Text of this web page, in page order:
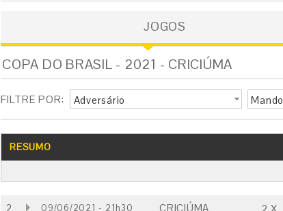
JOGOS
COPA DO BRASIL - 2021 - CRICIÚMA
FILTRE POR: Adversário Mando
RESUMO
2 09/06/2021 - 21h30 CRICIÚMA